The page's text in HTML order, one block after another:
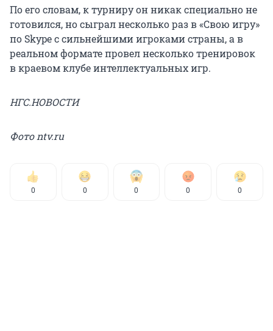
По его словам, к турниру он никак специально не
готовился, но сыграл несколько раз в «Свою игру»
по Skype с сильнейшими игроками страны, а в
реальном формате провел несколько тренировок
в краевом клубе интеллектуальных игр.
НГС.НОВОСТИ
Фото ntv.ru
0 0 0 0 0